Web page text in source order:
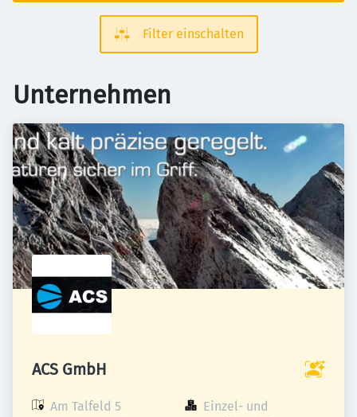
Filter einschalten
Unternehmen
ACS GmbH
Am Talfeld 5
Einzel- und